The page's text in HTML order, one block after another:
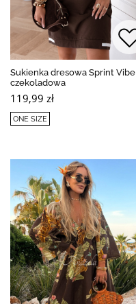
Sukienka dresowa Sprint Vibe
czekoladowa
119,99 zł
ONE SIZE